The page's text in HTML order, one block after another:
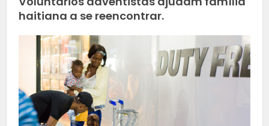
haitiana a se reencontrar.